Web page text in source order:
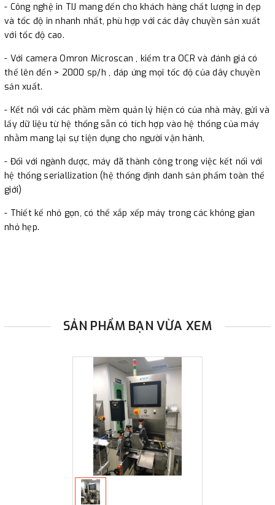
đặt và cài đặt.Điều này sẽ giúp các công ty giảm chi phí
rất nhiều.
Địa chỉ: 51/2 Trường Chinh, Phường 12, Q.Tân Bình , Hồ Chí Minh ,
Việt Nam.
- Công nghệ in TIJ mang đến cho khách hàng chất lượng in đẹp
và tốc độ in nhanh nhất, phù hợp với các dây chuyền sản xuất
với tốc độ cao.
- Với camera Omron Microscan , kiểm tra OCR và đánh giá có
thể lên đến > 2000 sp/h , đáp ứng mọi tốc độ của dây chuyền
sản xuất.
- Kết nối với các phầm mềm quản lý hiện có của nhà mày, gửi và
lấy dữ liệu từ hệ thống sẵn có tích hợp vào hệ thống của máy
nhằm mang lại sự tiện dụng cho người vận hành,
- Đối với ngành dược, máy đã thành công trong việc kết nối với
hệ thống seriallization (hệ thống định danh sản phẩm toàn thế
giới)
- Thiết kế nhỏ gọn, có thể xắp xếp máy trong các không gian
nhỏ hẹp.
SẢN PHẨM BẠN VỪA XEM